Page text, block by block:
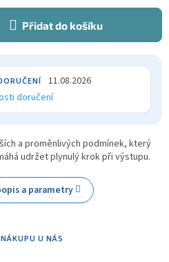
Přidat do košíku
11.08.2026
doručení
a proměnlivých podmínek, který
udržet plynulý krok při výstupu.
a parametry
U NÁS